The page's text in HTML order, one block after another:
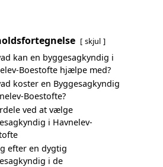
skjul
kan en byggesagkyndig i
Boestofte hjælpe med?
koster en Byggesagkyndig
Boestofte?
ved at vælge
i Havnelev-
efter en dygtig
i de